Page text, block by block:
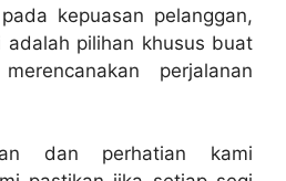
kepuasan pelanggan,
pilihan khusus buat
perjalanan
dan perhatian kami